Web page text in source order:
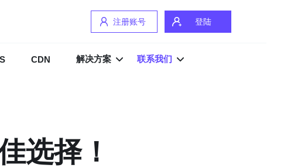
注册账号 登陆
CDN 解决方案 联系我们
选择！